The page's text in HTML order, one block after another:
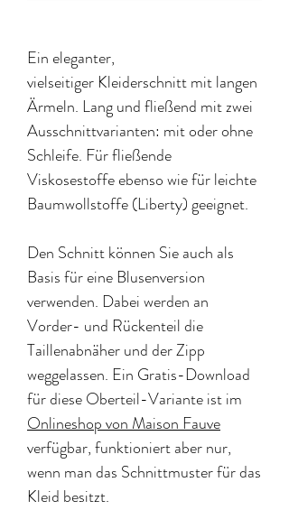
Ein eleganter,
vielseitiger Kleiderschnitt mit langen
Ärmeln. Lang und fließend mit zwei
Ausschnittvarianten: mit oder ohne
Schleife. Für fließende
Viskosestoffe ebenso wie für leichte
Baumwollstoffe (Liberty) geeignet.
Den Schnitt können Sie auch als
Basis für eine Blusenversion
verwenden. Dabei werden an
Vorder- und Rückenteil die
Taillenabnäher und der Zipp
weggelassen. Ein Gratis-Download
für diese Oberteil-Variante ist im
Onlineshop von Maison Fauve
verfügbar, funktioniert aber nur,
wenn man das Schnittmuster für das
Kleid besitzt.